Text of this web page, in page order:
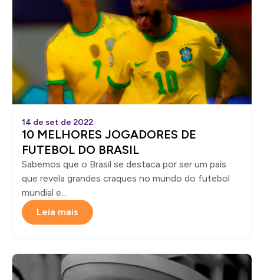
14 de set de 2022
10 MELHORES JOGADORES DE
FUTEBOL DO BRASIL
Sabemos que o Brasil se destaca por ser um país
que revela grandes craques no mundo do futebol
mundial e...
Leia mais